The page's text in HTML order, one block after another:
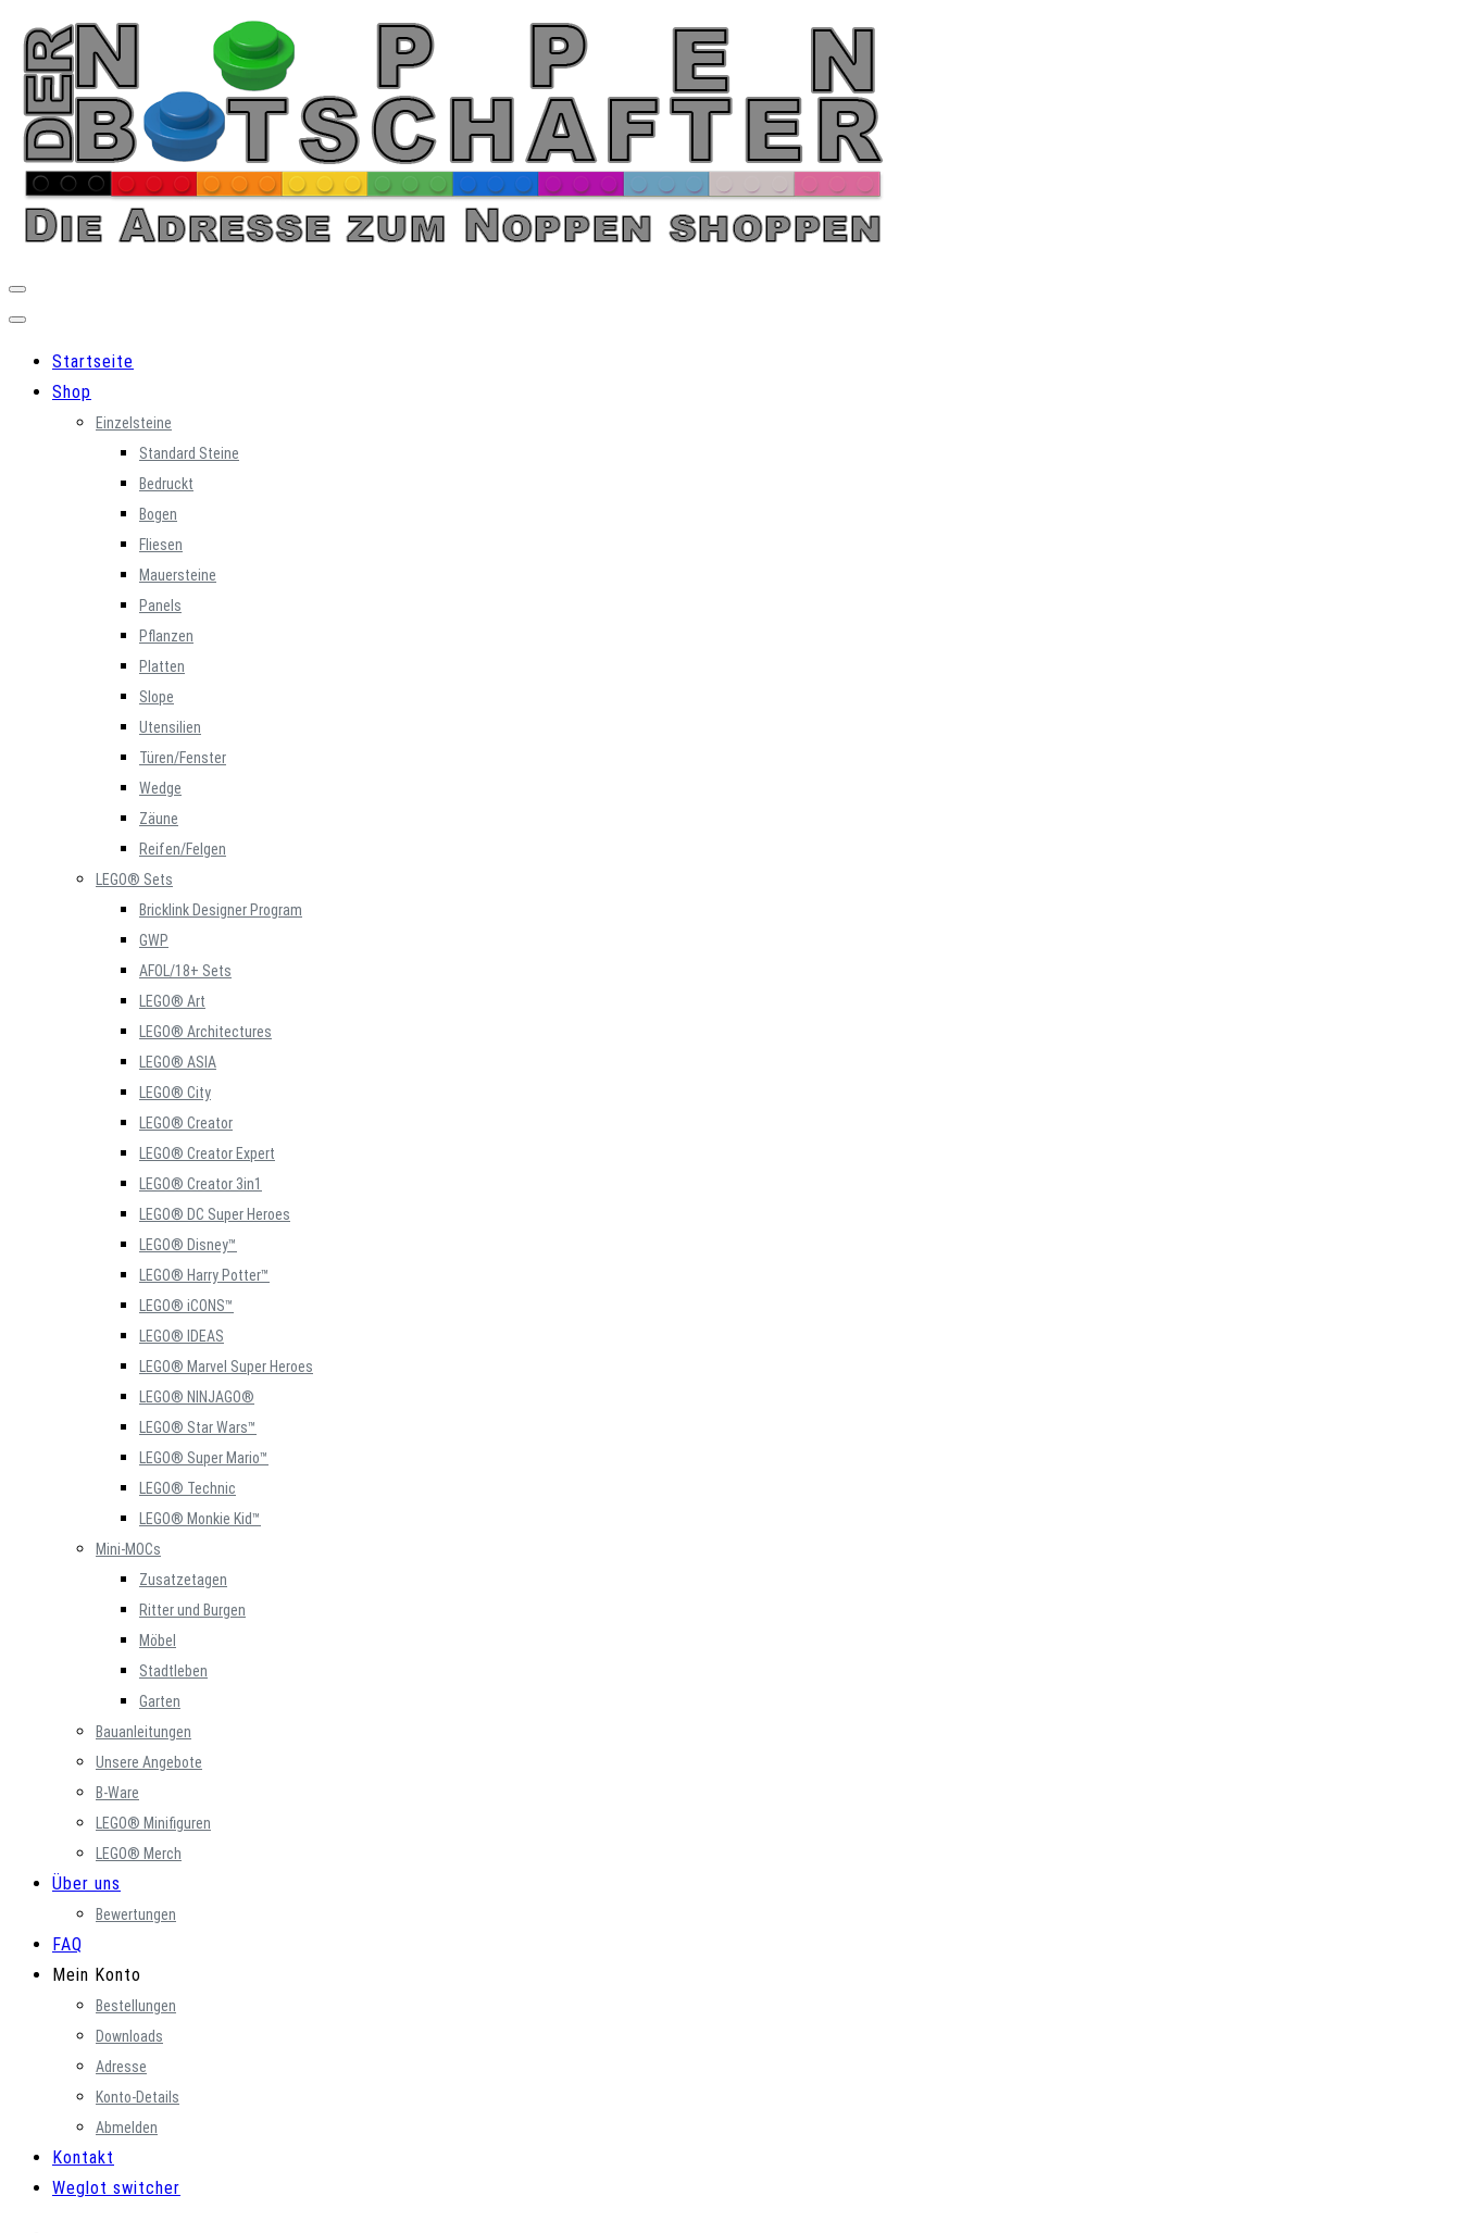
Skip
content
Startseite
Shop
Einzelsteine
Standard Steine
Bedruckt
Bogen
Fliesen
Mauersteine
Panels
Pflanzen
Platten
Slope
Utensilien
Türen/Fenster
Wedge
Zäune
Reifen/Felgen
LEGO® Sets
Bricklink Designer Program
GWP
AFOL/18+ Sets
LEGO® Art
LEGO® Architectures
LEGO® ASIA
LEGO® City
LEGO® Creator
LEGO® Creator Expert
LEGO® Creator 3in1
LEGO® DC Super Heroes
LEGO® Disney™
LEGO® Harry Potter™
LEGO® iCONS™
LEGO® IDEAS
LEGO® Marvel Super Heroes
LEGO® NINJAGO®
LEGO® Star Wars™
LEGO® Super Mario™
LEGO® Technic
LEGO® Monkie Kid™
Mini-MOCs
Zusatzetagen
Ritter und Burgen
Möbel
Stadtleben
Garten
Bauanleitungen
Unsere Angebote
B-Ware
LEGO® Minifiguren
LEGO® Merch
Über uns
Bewertungen
FAQ
Mein Konto
Bestellungen
Downloads
Adresse
Konto-Details
Abmelden
Kontakt
Weglot switcher